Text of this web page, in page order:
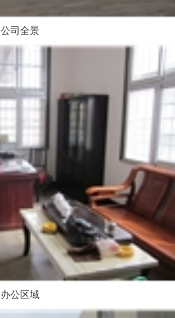
公司全景
办公区域